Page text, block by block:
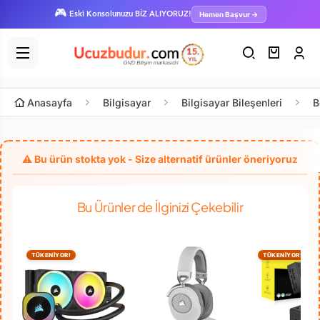
🎮 Eski Konsolunuzu BİZ ALIYORUZ! Hemen Başvur →
Anasayfa Bilgisayar Bilgisayar Bileşenleri
Bu Ürünler de İlginizi Çekebilir
TÜKENİYOR! TÜKENİYOR!